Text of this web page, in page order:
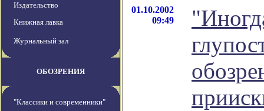
Издательство
Книжная лавка
Журнальный зал
ОБОЗРЕНИЯ
"Классики и современники"
01.10.2002
09:49